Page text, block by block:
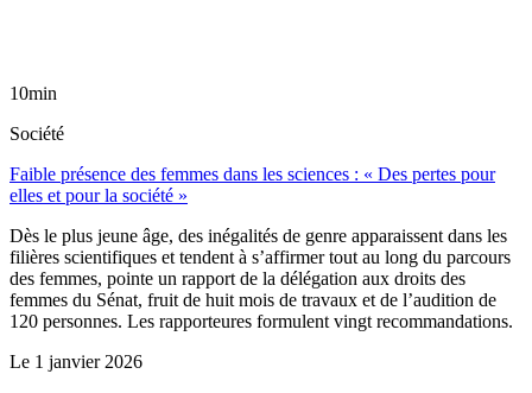
10min
Société
Faible présence des femmes dans les sciences : « Des pertes pour
elles et pour la société »
Dès le plus jeune âge, des inégalités de genre apparaissent dans les
filières scientifiques et tendent à s’affirmer tout au long du parcours
des femmes, pointe un rapport de la délégation aux droits des
femmes du Sénat, fruit de huit mois de travaux et de l’audition de
120 personnes. Les rapporteures formulent vingt recommandations.
Le 1 janvier 2026